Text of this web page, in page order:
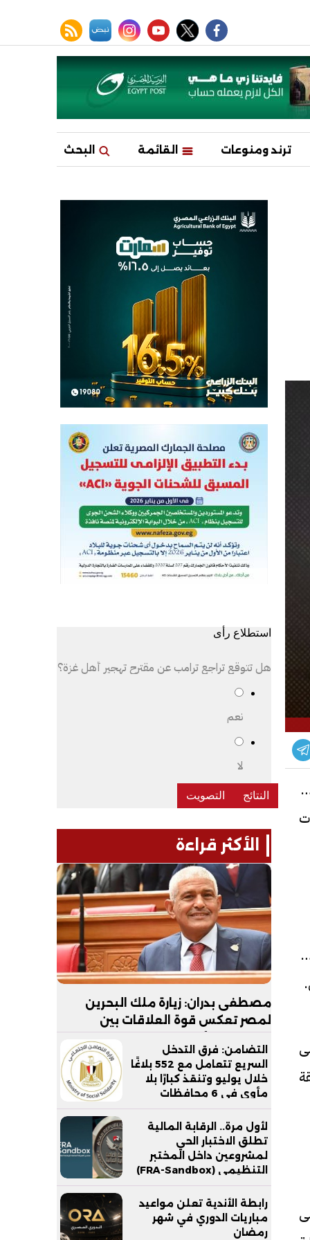
facebook
twitter
youtube
instagram
نبض rss feed
ترند ومنوعات القائمة البحث
استطلاع رأى
هل تتوقع تراجع ترامب عن مقترح تهجير أهل غزة؟
نعم
لا
الأكثر قراءة
مصطفى بدران: زيارة ملك البحرين
لمصر تعكس قوة العلاقات بين
البلدين.. والأمن القومي الخليجي جزء
لا يتجزأ من الأمن القومي المصري
التضامن: فرق التدخل
السريع تتعامل مع 552 بلاغًا
خلال يوليو وتنقذ كبارًا بلا
مأوى في 6 محافظات
لأول مرة.. الرقابة المالية
تطلق الاختبار الحي
لمشروعين داخل المختبر
التنظيمي (FRA-Sandbox)
رابطة الأندية تعلن مواعيد
مباريات الدوري في شهر
رمضان